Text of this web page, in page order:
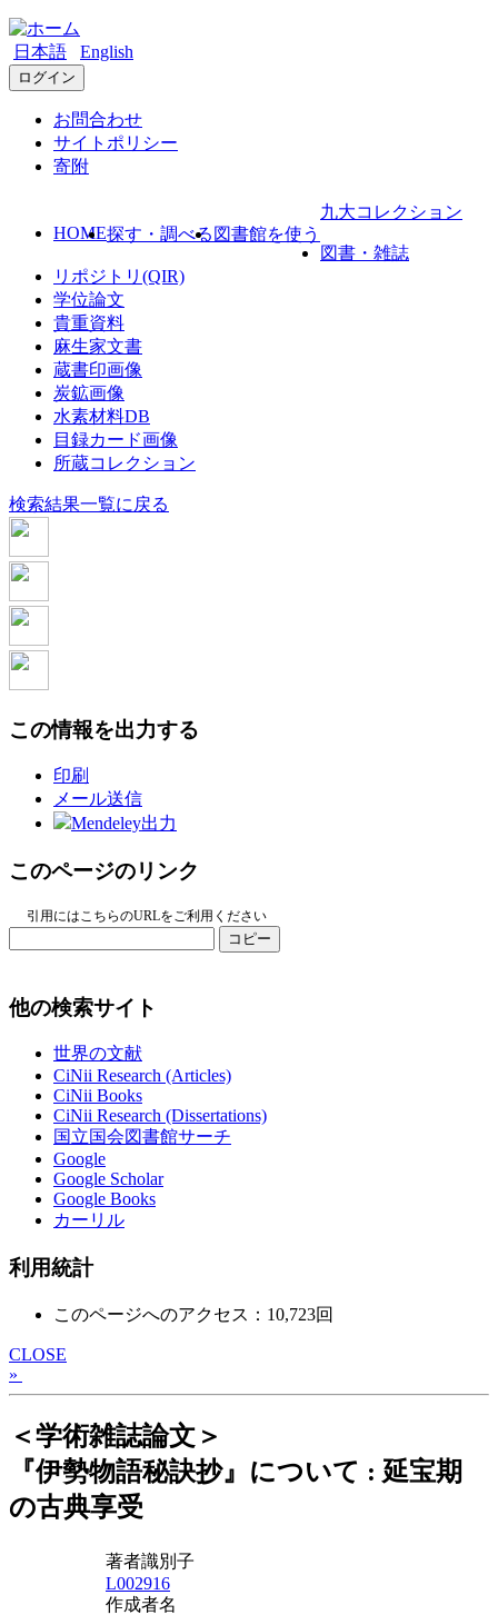
日本語 English
ログイン
お問合わせ
サイトポリシー
寄附
HOME探す・調べる 図書館を使う
九大コレクション
図書・雑誌
リポジトリ(QIR)
学位論文
貴重資料
麻生家文書
蔵書印画像
炭鉱画像
水素材料DB
目録カード画像
所蔵コレクション
検索結果一覧に戻る
この情報を出力する
印刷
メール送信
Mendeley出力
このページのリンク
引用にはこちらのURLをご利用ください
コピー
他の検索サイト
世界の文献
CiNii Research (Articles)
CiNii Books
CiNii Research (Dissertations)
国立国会図書館サーチ
Google
Google Scholar
Google Books
カーリル
利用統計
このページへのアクセス：10,723回
CLOSE
»
＜学術雑誌論文＞
『伊勢物語秘訣抄』について : 延宝期
の古典享受
著者識別子
L002916
作成者名